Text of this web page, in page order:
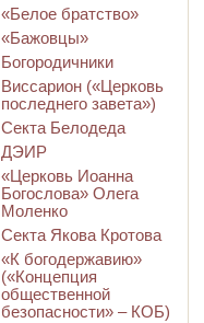
«Белое братство»
«Бажовцы»
Богородичники
Виссарион («Церковь
последнего завета»)
Секта Белодеда
ДЭИР
«Церковь Иоанна
Богослова» Олега
Моленко
Секта Якова Кротова
«К богодержавию»
(«Концепция
общественной
безопасности» – КОБ)